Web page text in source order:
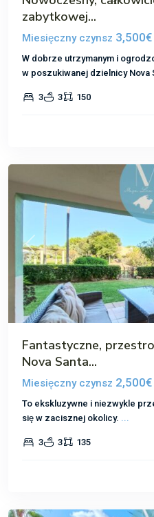
zabytkowej...
Miesięczny czynsz 3,500€
W dobrze utrzymanym i
w poszukiwanej dzielnicy Nova
3 3 150
Poprzedni
Fantastyczne,
Nova Santa...
Miesięczny czynsz 2,500€
To ekskluzywne i niezwykle
się w zacisznej okolicy. ...
3 3 135
Santa